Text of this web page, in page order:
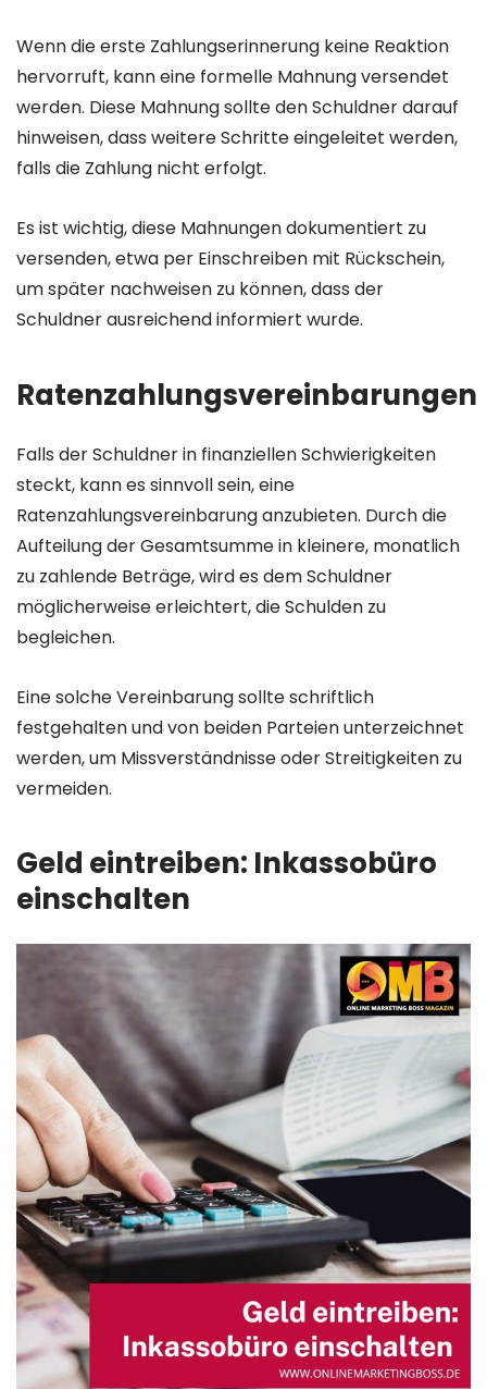
Wenn die erste Zahlungserinnerung keine Reaktion
hervorruft, kann eine formelle Mahnung versendet
werden. Diese Mahnung sollte den Schuldner darauf
hinweisen, dass weitere Schritte eingeleitet werden,
falls die Zahlung nicht erfolgt.
Es ist wichtig, diese Mahnungen dokumentiert zu
versenden, etwa per Einschreiben mit Rückschein,
um später nachweisen zu können, dass der
Schuldner ausreichend informiert wurde.
Ratenzahlungsvereinbarungen
Falls der Schuldner in finanziellen Schwierigkeiten
steckt, kann es sinnvoll sein, eine
Ratenzahlungsvereinbarung anzubieten. Durch die
Aufteilung der Gesamtsumme in kleinere, monatlich
zu zahlende Beträge, wird es dem Schuldner
möglicherweise erleichtert, die Schulden zu
begleichen.
Eine solche Vereinbarung sollte schriftlich
festgehalten und von beiden Parteien unterzeichnet
werden, um Missverständnisse oder Streitigkeiten zu
vermeiden.
Geld eintreiben: Inkassobüro
einschalten